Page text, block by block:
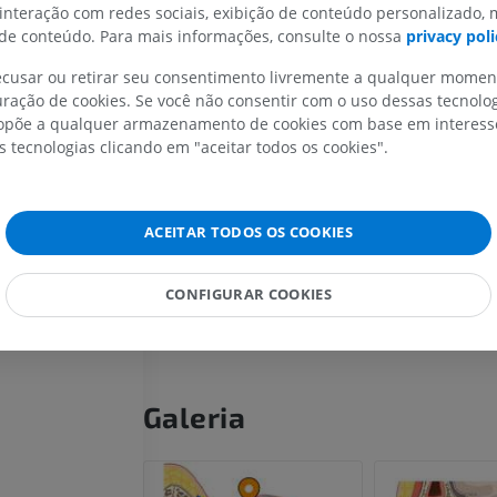
do olho
Participa na defesa imunológica do olho
A tradução está incorreta?
Referências
Conjunctiva. [Updated 2023 Aug 28]. In: StatPearls
Island (FL): StatPearls Publishing; 2026 Jan. Available
Standring, S. (Ed.). (2015). Eye (Chapter 42). In Gray's
anatomical basis of clinical practice (41st ed., pp. ).
Galeria
IRM do membro superior
IRM
IRM do ombro
PREMIUM
IRM
IRM do cotovelo
Membro
Radiografias
Radiografias
IRM do
com redes sociais, exibição de conteúdo personalizado,
conteúdo. Para mais informações, consulte o nossa privacy
ou retirar seu consentimento livremente a qualquer
de cookies. Se você não consentir com o uso dessas
a qualquer armazenamento de cookies com base em
tecnologias clicando em "aceitar todos os cookies".
ACEITAR TODOS OS COOKIES
CONFIGURAR COOKIES